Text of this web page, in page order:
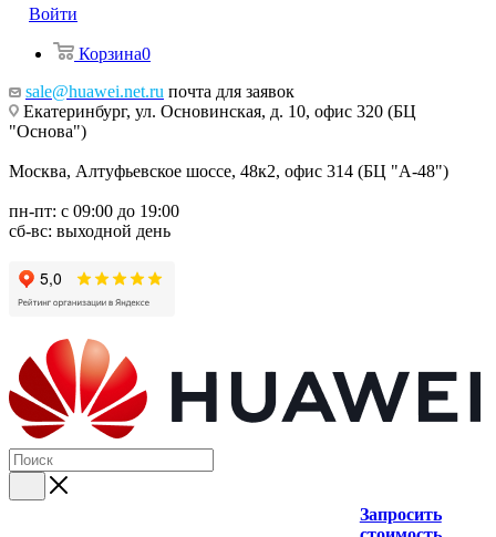
Войти
Корзина0
sale@huawei.net.ru почта для заявок
Екатеринбург, ул. Основинская, д. 10, офис 320 (БЦ
"Основа")
Москва, Алтуфьевское шоссе, 48к2, офис 314 (БЦ "А-48")
пн-пт: с 09:00 до 19:00
сб-вс: выходной день
Запросить